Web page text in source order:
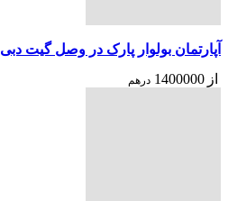
آپارتمان بولوار پارک در وصل گیت دبی
از 1400000 درهم